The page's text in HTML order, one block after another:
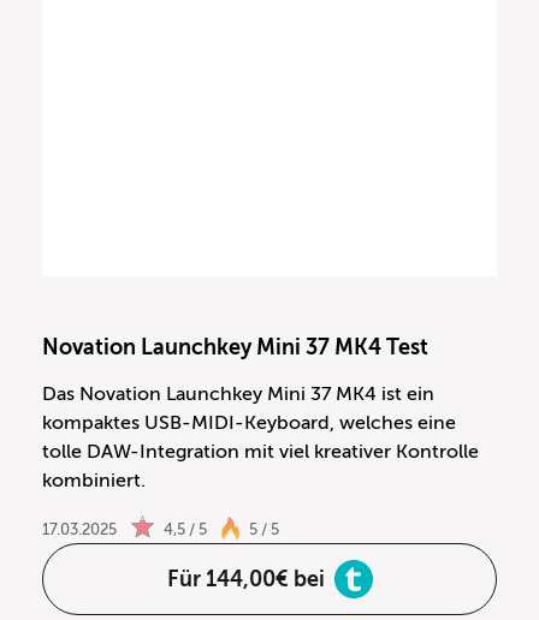
Novation Launchkey Mini 37 MK4 Test
Das Novation Launchkey Mini 37 MK4 ist ein
kompaktes USB-MIDI-Keyboard, welches eine
tolle DAW-Integration mit viel kreativer Kontrolle
kombiniert.
17.03.2025 4,5 / 5 5 / 5
Für 144,00€ bei